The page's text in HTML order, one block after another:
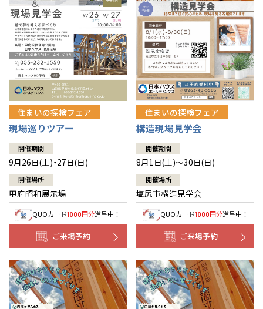
住まいの探検フェア
現場巡りツアー
開催期間
9月26日(土)・27日(日)
開催場所
甲府昭和展示場
QUOカード1000円分進呈中！
ご来場予約
住まいの探検フェア
構造現場見学会
開催期間
8月1日(土)～30日(日)
開催場所
塩尻市構造見学会
QUOカード1000円分進呈中！
ご来場予約